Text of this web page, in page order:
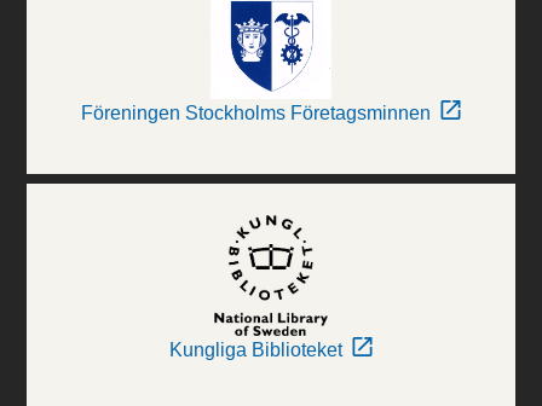
Föreningen Stockholms Företagsminnen
Kungliga Biblioteket